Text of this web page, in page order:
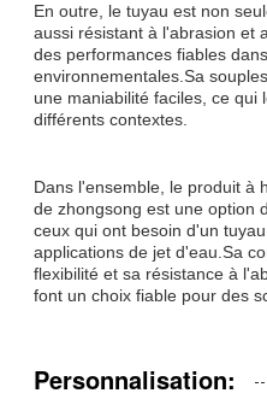
En outre, le tuyau est non
aussi résistant à l'abrasion et
des performances fiables
environnementales.Sa
une maniabilité faciles, ce qui
différents contextes.
Dans l'ensemble, le produit à
de zhongsong est une option
ceux qui ont besoin d'un
applications de jet d'eau.Sa
flexibilité et sa résistance à
font un choix fiable pour des
Personnalisation: